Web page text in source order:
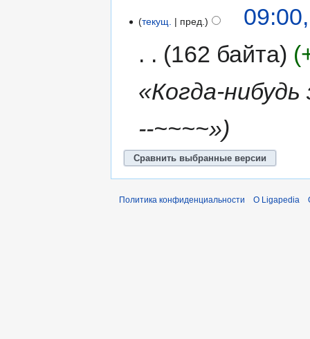
текущ. пред.
162 байта
«Когда-
--~~~~»
Политика конфиденциальности О Ligapedia